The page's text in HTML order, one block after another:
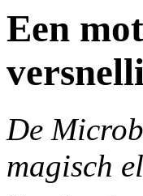
Een
De
magisch